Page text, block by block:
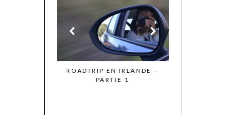
ROADTRIP EN IRLANDE –
PARTIE 1
SE FAIRE MAL